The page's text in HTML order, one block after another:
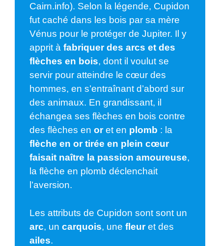
Cairn.info). Selon la légende, Cupidon
fut caché dans les bois par sa mère
Vénus pour le protéger de Jupiter. Il y
apprit à fabriquer des arcs et des
flèches en bois, dont il voulut se
servir pour atteindre le cœur des
hommes, en s’entraînant d’abord sur
des animaux. En grandissant, il
échangea ses flèches en bois contre
des flèches en oret en plomb : la
flèche en or tirée en plein cœur
faisait naître la passion amoureuse,
la flèche en plomb déclenchait
l’aversion.
Les attributs de Cupidon sont sont un
arc, un carquois, une fleuret des
ailes.